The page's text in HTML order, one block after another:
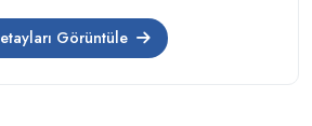
Görüntüle